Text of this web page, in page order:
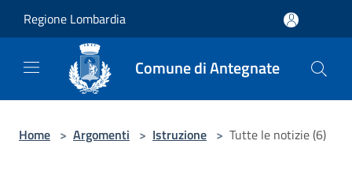
Regione Lombardia
Comune di Antegnate
Home > Argomenti > Istruzione > Tutte le notizie (6)